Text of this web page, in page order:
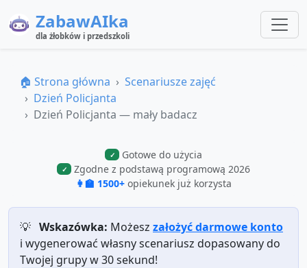
ZabawAIka
dla żłobków i przedszkoli
🏠 Strona główna
Scenariusze zajęć
Dzień Policjanta
Dzień Policjanta — mały badacz
✓ Gotowe do użycia
✓
Zgodne z podstawą programową 2026
👩‍🏫 1500+ opiekunek już korzysta
💡 Wskazówka: Możesz założyć darmowe konto
i wygenerować własny scenariusz dopasowany do
Twojej grupy w 30 sekund!